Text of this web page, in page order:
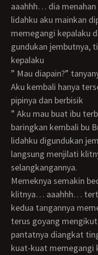
aaahhh… dia
lidahku aku mainkan
memegangi kepalaku
gundukan jembutnya,
kepalaku
” Mau diapain?”
Aku kembali hanya tersenyum sambil mencium
pipinya dan berbisik
” Aku mau buat ibu
baringkan kembali bu
lidahku digundukan
langsung menjilati
selangkangannya.
Memeknya semakin becek dan akupun mulai menjilati
klitnya… aaahhh…
kedua tangannya
terus goyang
pantatnya diangkat
kuat-kuat memegangi